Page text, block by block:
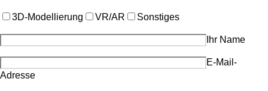
3D-Modellierung VR/AR Sonstiges
Ihr Name
E-Mail-
Adresse